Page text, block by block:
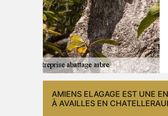
AMIENS ELAGAGE EST UNE
À AVAILLES EN